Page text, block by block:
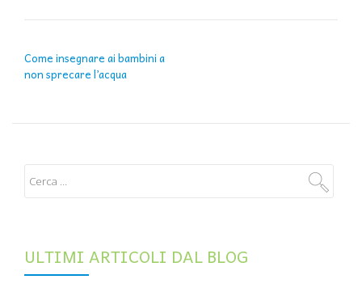
Come insegnare ai bambini a
non sprecare l’acqua
ULTIMI ARTICOLI DAL BLOG